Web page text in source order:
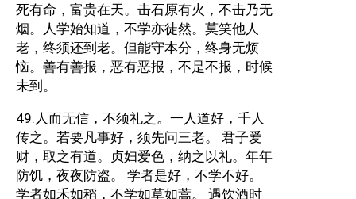
死有命，富贵在天。击石原有火，不击乃无
烟。人学始知道，不学亦徒然。莫笑他人
老，终须还到老。但能守本分，终身无烦
恼。善有善报，恶有恶报，不是不报，时候
未到。
49.人而无信，不须礼之。一人道好，千人
传之。若要凡事好，须先问三老。 君子爱
财，取之有道。贞妇爱色，纳之以礼。年年
防饥，夜夜防盗。 学者是好，不学不好。
学者如禾如稻，不学如草如蒿。 遇饮酒时